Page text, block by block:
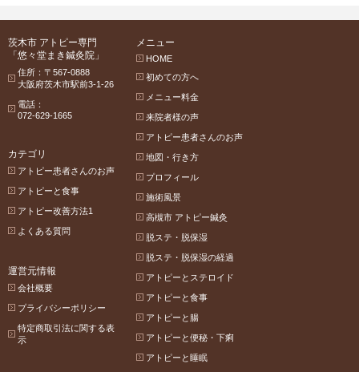
茨木市 アトピー専門
「悠々堂まき鍼灸院」
住所：〒567-0888
大阪府茨木市駅前3-1-26
電話：
072-629-1665
メニュー
HOME
初めての方へ
メニュー料金
来院者様の声
アトピー患者さんのお声
地図・行き方
プロフィール
施術風景
高槻市 アトピー鍼灸
脱ステ・脱保湿
脱ステ・脱保湿の経過
アトピーとステロイド
アトピーと食事
アトピーと腸
アトピーと便秘・下痢
アトピーと睡眠
カテゴリ
アトピー患者さんのお声
アトピーと食事
アトピー改善方法1
よくある質問
運営元情報
会社概要
プライバシーポリシー
特定商取引法に関する表
示